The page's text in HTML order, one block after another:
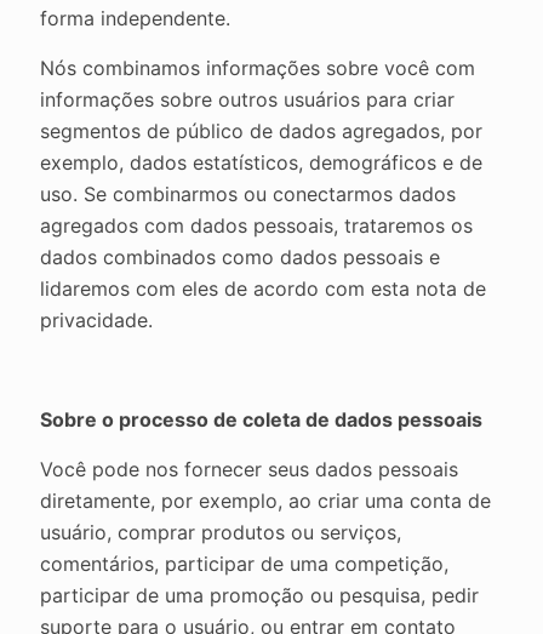
forma independente.
Nós combinamos informações sobre você com
informações sobre outros usuários para criar
segmentos de público de dados agregados, por
exemplo, dados estatísticos, demográficos e de
uso. Se combinarmos ou conectarmos dados
agregados com dados pessoais, trataremos os
dados combinados como dados pessoais e
lidaremos com eles de acordo com esta nota de
privacidade.
Sobre o processo de coleta de dados pessoais
Você pode nos fornecer seus dados pessoais
diretamente, por exemplo, ao criar uma conta de
usuário, comprar produtos ou serviços,
comentários, participar de uma competição,
participar de uma promoção ou pesquisa, pedir
suporte para o usuário, ou entrar em contato